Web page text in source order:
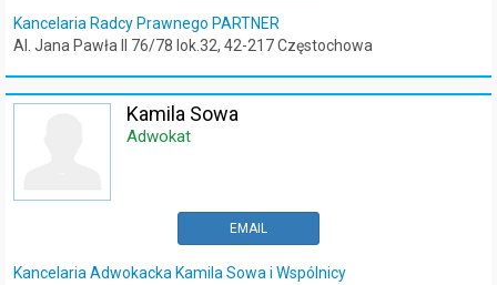
Kancelaria Radcy Prawnego PARTNER
Al. Jana Pawła II 76/78 lok.32, 42-217 Częstochowa
Kamila Sowa
Adwokat
Kancelaria Adwokacka Kamila Sowa i Wspólnicy
EMAIL